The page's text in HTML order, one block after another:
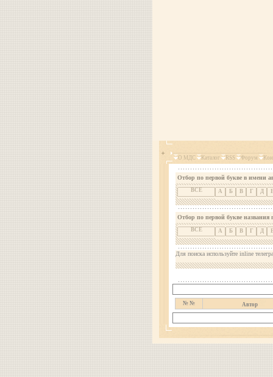
О МДС Каталог RSS Форум
Отбор по первой букве в имени
ВСЕ А Б В Г Д
Отбор по первой букве названия
ВСЕ А Б В Г Д
Для поиска используйте inline
№ № Автор